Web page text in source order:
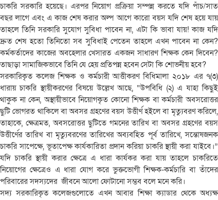
চাকরি সরকারি হয়েছে। এরপর নিয়োগ প্রক্রিয়া সম্পন্ন করতে যদি পাঁচ/সাত
বছর লাগে এবং এ কাজ শেষ করার অল্প আগে কারো বয়স যদি শেষ হয়ে যায়
তাহলে তিনি সরকারি সুযোগ সুবিধা পাবেন না, এটা কি ভাবা যায়! কাজ যদি
দ্রুত শেষ হতো তিনিতো সব সুবিধাই পেতেন তাহলে এখন পাবেন না কেন?
কর্মকর্তাদের কাজের অবহেলার খেসারত একজন সাধারণ শিক্ষক কেন দিবেন?
তাছাড়া সামাজিকভাবে তিনি যে হেয় প্রতিপন্ন হবেন সেটা কি শোভনীয় হবে?
সরকারিকৃত কলেজ শিক্ষক ও কর্মচারী আত্তীকরণ বিধিমালা ২০১৮ এর ৭(৩)
ধারায় চাকরি স্থায়ীকরণের বিষয়ে উল্লেখ আছে, “উপবিধি (২) এ যাহা কিছুই
থাকুক না কেন, অস্থায়ীভাবে নিয়োগকৃত কোনো শিক্ষক বা কর্মচারী অবসরোত্তর
ছুটি ভোগরত থাকিলে বা অবসর গ্রহণের বয়স উত্তীর্ণ হইলে বা মৃত্যুবরণ করিলে,
তাহাকে, ক্ষেত্রমত, অবসরোত্তর ছুটিতে গমনের তারিখ বা অবসর গ্রহণের বয়স
উত্তীর্ণের তারিখ বা মৃত্যুবরণের তারিখের অব্যবহিত পূর্ব তারিখে, সন্তোষজনক
চাকরি সাপেক্ষে, ভূতাপেক্ষ কার্যকারিতা প্রদান করিয়া চাকরি স্থায়ী করা যাইবে।”
যদি চাকরি স্থায়ী করার ক্ষেত্রে এ ধারা কার্যকর করা যায় তাহলে চাকরিতে
নিয়োগের ক্ষেত্রেও এ ধারা যোগ করে ভুক্তভোগী শিক্ষক-কর্মচারি বা তাঁদের
পরিবারের সদস্যদের জীবনে আলো ফোটানো সম্ভব বলে মনে করি।
সদ্য সরকারিকৃত কলেজগুলোতে এখন আবার শিক্ষা ক্যাডার থেকে অধ্যক্ষ